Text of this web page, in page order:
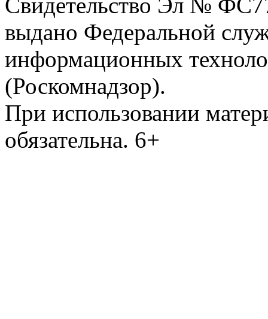
выдано Федеральной
информационных
(Роскомнадзор).
При использовании
обязательна. 6+